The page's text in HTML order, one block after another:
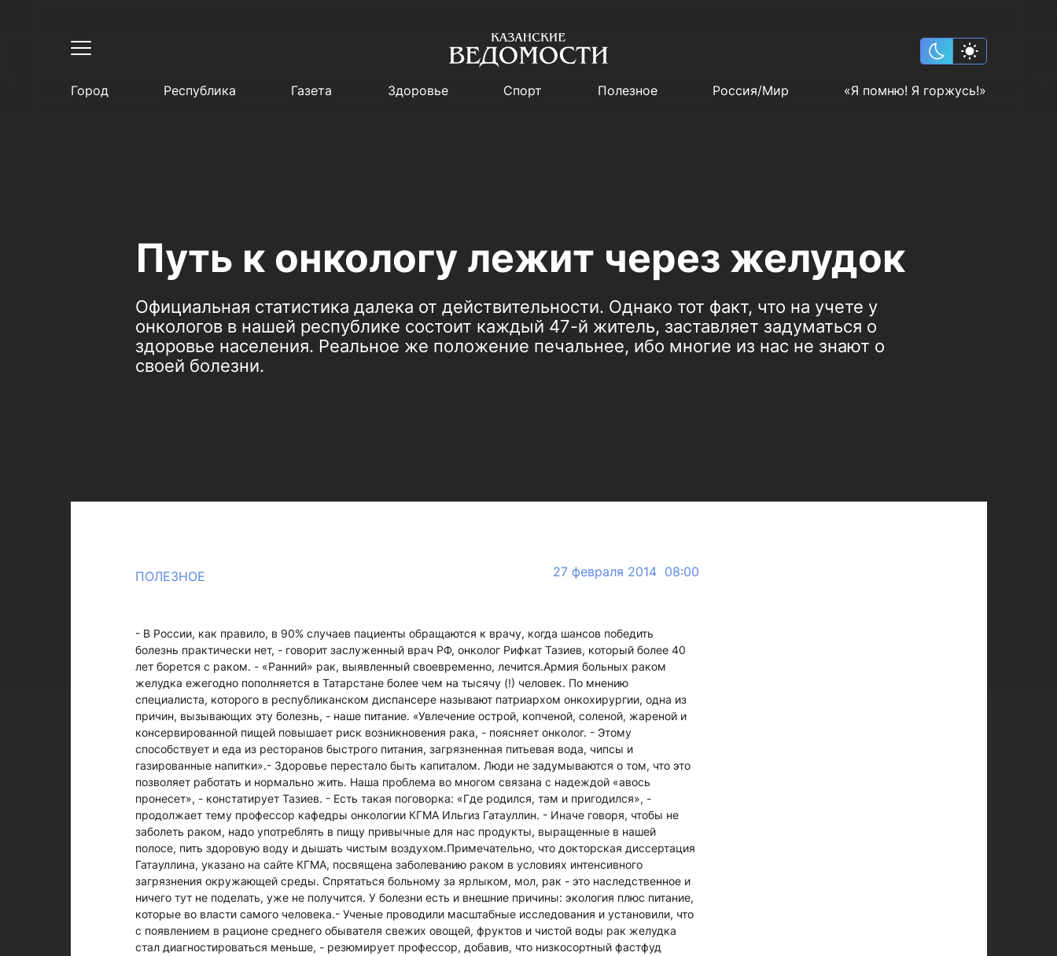
Город Республика Газета Здоровье Спорт Полезное Россия/Мир «Я помню! Я горжусь!»
Путь к онкологу лежит через желудок
Официальная статистика далека от действительности. Однако тот факт, что на учете у
онкологов в нашей республике состоит каждый 47-й житель, заставляет задуматься о
здоровье населения. Реальное же положение печальнее, ибо многие из нас не знают о
своей болезни.
ПОЛЕЗНОЕ 27 февраля 2014 08:00
- В России, как правило, в 90% случаев пациенты обращаются к врачу, когда шансов победить
болезнь практически нет, - говорит заслуженный врач РФ, онколог Рифкат Тазиев, который более 40
лет борется с раком. - «Ранний» рак, выявленный своевременно, лечится.Армия больных раком
желудка ежегодно пополняется в Татарстане более чем на тысячу (!) человек. По мнению
специалиста, которого в республиканском диспансере называют патриархом онкохирургии, одна из
причин, вызывающих эту болезнь, - наше питание. «Увлечение острой, копченой, соленой, жареной и
консервированной пищей повышает риск возникновения рака, - поясняет онколог. - Этому
способствует и еда из ресторанов быстрого питания, загрязненная питьевая вода, чипсы и
газированные напитки».- Здоровье перестало быть капиталом. Люди не задумываются о том, что это
позволяет работать и нормально жить. Наша проблема во многом связана с надеждой «авось
пронесет», - констатирует Тазиев. - Есть такая поговорка: «Где родился, там и пригодился», -
продолжает тему профессор кафедры онкологии КГМА Ильгиз Гатауллин. - Иначе говоря, чтобы не
заболеть раком, надо употреблять в пищу привычные для нас продукты, выращенные в нашей
полосе, пить здоровую воду и дышать чистым воздухом.Примечательно, что докторская диссертация
Гатауллина, указано на сайте КГМА, посвящена заболеванию раком в условиях интенсивного
загрязнения окружающей среды. Спрятаться больному за ярлыком, мол, рак - это наследственное и
ничего тут не поделать, уже не получится. У болезни есть и внешние причины: экология плюс питание,
которые во власти самого человека.- Ученые проводили масштабные исследования и установили, что
с появлением в рационе среднего обывателя свежих овощей, фруктов и чистой воды рак желудка
стал диагностироваться меньше, - резюмирует профессор, добавив, что низкосортный фастфуд